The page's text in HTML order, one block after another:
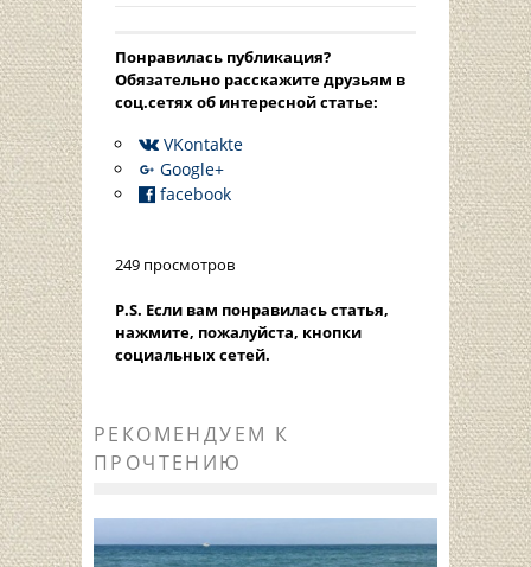
Понравилась публикация?
Oбязательно расскажите друзьям в
соц.сетях об интересной статье:
VKontakte
Google+
facebook
249 просмотров
P.S. Если вам понравилась статья,
нажмите, пожалуйста, кнопки
социальных сетей.
РЕКОМЕНДУЕМ К
ПРОЧТЕНИЮ